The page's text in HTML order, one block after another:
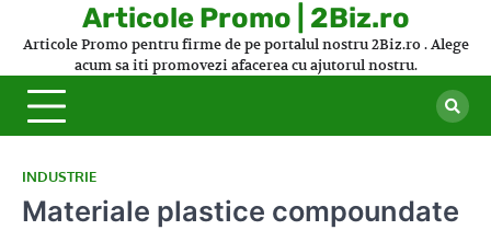
Articole Promo | 2Biz.ro
Articole Promo pentru firme de pe portalul nostru 2Biz.ro . Alege
acum sa iti promovezi afacerea cu ajutorul nostru.
INDUSTRIE
Materiale plastice compoundate